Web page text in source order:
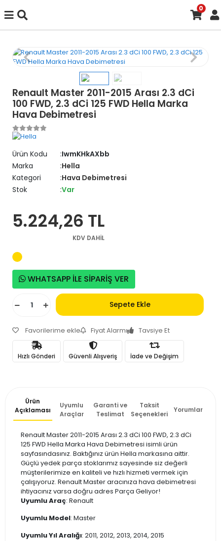
0
Renault Master 2011-2015 Arası 2.3 dCi
100 FWD, 2.3 dCi 125 FWD Hella Marka
Hava Debimetresi
Ürün Kodu
IwmKHkAXbb
Marka
Hella
Kategori
Hava Debimetresi
Stok
Var
5.224,26 TL
KDV DAHİL
WHATSAPP İLE SİPARİŞ VER
Sepete Ekle
Favorilerime ekle Fiyat Alarmı Tavsiye Et
Hızlı Gönderi Güvenli Alışveriş İade ve Değişim
Ürün
Açıklaması
Uyumlu
Araçlar
Garanti ve
Teslimat
Taksit
Seçenekleri
Yorumlar
Renault Master 2011-2015 Arası 2.3 dCi 100 FWD, 2.3 dCi
125 FWD Hella Marka Hava Debimetresi isimli ürün
sayfasındasınız. Baktığınız ürün Hella markasına aittir.
Güçlü yedek parça stoklarımız sayesinde siz değerli
müşterilerimize en kaliteli ve hızlı hizmeti vermek için
çalışıyoruz. Renault Master aracınıza hava debimetresi
ihtiyacınız varsa doğru adres Parça Geliyor!
Uyumlu Araç: Renault
Uyumlu Model: Master
Uyumlu Yıl Aralığı: 2011, 2012, 2013, 2014, 2015